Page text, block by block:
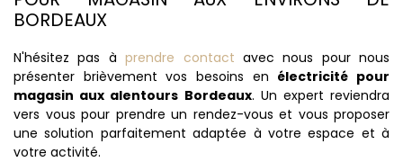
BORDEAUX
N'hésitez pas àprendre contact avec nous pour nous
présenter brièvement vos besoins en électricité pour
magasin aux alentours Bordeaux. Un expert reviendra
vers vous pour prendre un rendez-vous et vous proposer
une solution parfaitement adaptée à votre espace et à
votre activité.